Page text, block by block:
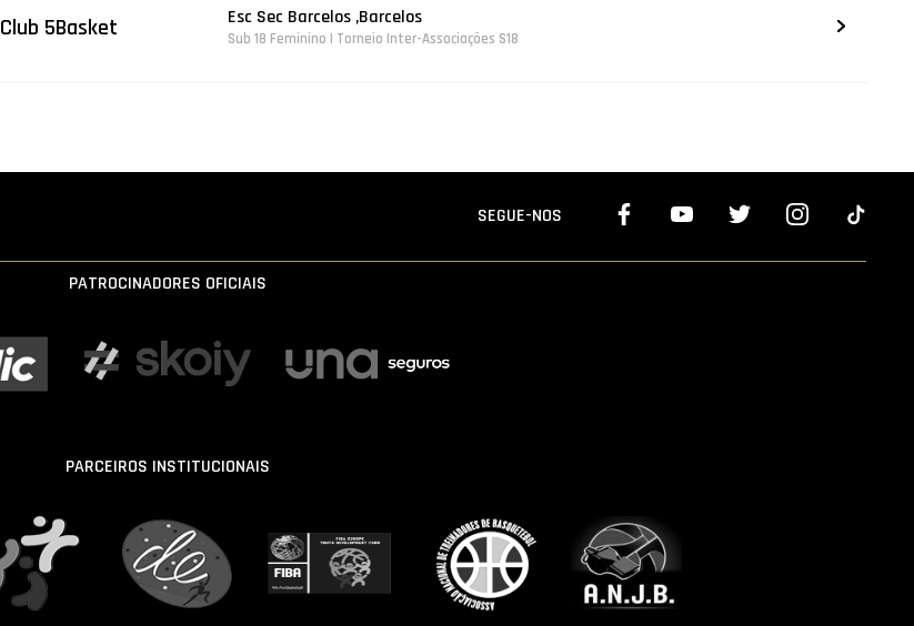
Club 5Basket Esc Sec Barcelos ,Barcelos
Sub 18 Feminino | Torneio Inter-Associações S18
SEGUE-NOS
PATROCINADORES OFICIAIS
PARCEIROS INSTITUCIONAIS